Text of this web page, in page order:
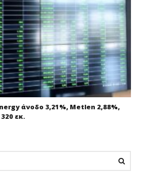
άνοδο 3,21%, Metlen 2,88%,
εκ.